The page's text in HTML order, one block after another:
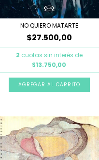
NO QUIERO MATARTE
$27.500,00
2 cuotas sin interés de
$13.750,00